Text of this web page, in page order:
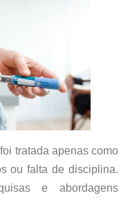
tratada apenas como
ou falta de disciplina.
e abordagens